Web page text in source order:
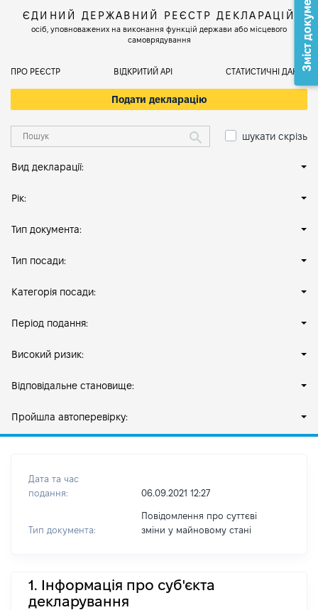
ЄДИНИЙ ДЕРЖАВНИЙ РЕЄСТР ДЕКЛАРАЦІЙ
осіб, уповноважених на виконання функцій держави або місцевого
самоврядування
ПРО РЕЄСТР ВІДКРИТИЙ АРІ СТАТИСТИЧНІ ДАНІ
Подати декларацію
шукати скрізь
Вид декларації:
Рік:
Тип документа:
Тип посади:
Категорія посади:
Період подання:
Високий ризик:
Відповідальне становище:
Пройшла автоперевірку:
Дата та час
подання:
06.09.2021 12:27
Тип документа:
Повідомлення про суттєві
зміни y майновому стані
1. Інформація про суб'єкта
декларування
Зміст документа